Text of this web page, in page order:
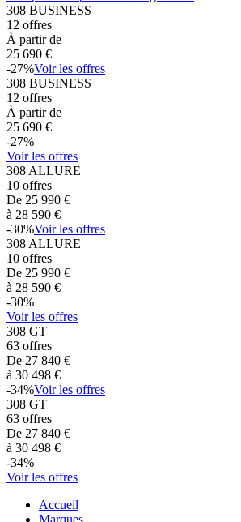
308 BUSINESS
12 offres
À partir de
25 690 €
-27%Voir les offres
308 BUSINESS
12 offres
À partir de
25 690 €
-27%
Voir les offres
308 ALLURE
10 offres
De 25 990 €
à 28 590 €
-30%Voir les offres
308 ALLURE
10 offres
De 25 990 €
à 28 590 €
-30%
Voir les offres
308 GT
63 offres
De 27 840 €
à 30 498 €
-34%Voir les offres
308 GT
63 offres
De 27 840 €
à 30 498 €
-34%
Voir les offres
Accueil
Marques